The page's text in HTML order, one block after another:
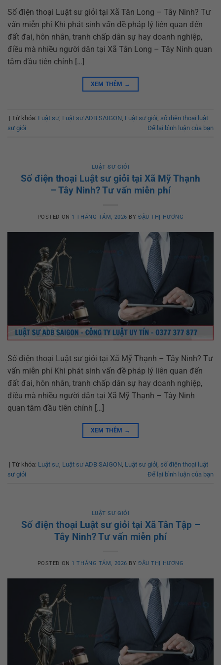
Số điện thoại Luật sư giỏi tại Xã Tân Long – Tây Ninh? Tư
vấn miễn phí Khi phát sinh vấn đề pháp lý liên quan đến
đất đai, hôn nhân, tranh chấp dân sự hay doanh nghiệp,
điều mà nhiều người dân tại Xã Tân Long – Tây Ninh quan
tâm đầu tiên chính […]
XEM THÊM →
| Từ khóa: Luật sư Luật sư ADB SAIGON Luật sư giỏi số điện thoại luật
sư giỏi
Để lại bình luận của bạn
LUẬT SƯ GIỎI
Số điện thoại Luật sư giỏi tại Xã Mỹ Thạnh
– Tây Ninh? Tư vấn miễn phí
POSTED ON 1 THÁNG TÁM, 2026 BYĐẬU THỊ HƯƠNG
Số điện thoại Luật sư giỏi tại Xã Mỹ Thạnh – Tây Ninh? Tư
vấn miễn phí Khi phát sinh vấn đề pháp lý liên quan đến
đất đai, hôn nhân, tranh chấp dân sự hay doanh nghiệp,
điều mà nhiều người dân tại Xã Mỹ Thạnh – Tây Ninh
quan tâm đầu tiên chính […]
XEM THÊM →
| Từ khóa: Luật sư Luật sư ADB SAIGON Luật sư giỏi số điện thoại luật
sư giỏi
Để lại bình luận của bạn
LUẬT SƯ GIỎI
Số điện thoại Luật sư giỏi tại Xã Tân Tập –
Tây Ninh? Tư vấn miễn phí
POSTED ON 1 THÁNG TÁM, 2026 BYĐẬU THỊ HƯƠNG